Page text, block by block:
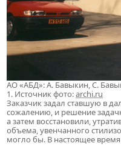
АО «АБД»: А. Бавыкин, С.
1. Источник фото:archi.ru
Заказчик задал ставшую в
сожалению, и решение
а затем восстановили,
объема, увенчанного
могло бы. В настоящее время